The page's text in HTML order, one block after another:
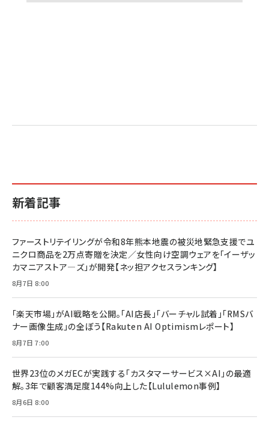
新着記事
ファーストリテイリングが令和8年熊本地震の被災地緊急支援でユ
ニクロ商品を2万点寄贈を決定／女性向け空調ウェアを「イーザッ
カマニアストア―ズ」が開発【ネッ担アクセスランキング】
8月7日 8:00
「楽天市場」がAI戦略を公開。「AI店長」「バーチャル試着」「RMSバ
ナー画像生成」の全ぼう【Rakuten AI Optimismレポート】
8月7日 7:00
世界23位のメガECが実践する「カスタマーサービス×AI」の最適
解。3年で顧客満足度144%向上した【Lululemon事例】
8月6日 8:00